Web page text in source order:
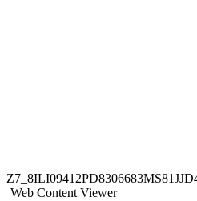
Web Content Viewer